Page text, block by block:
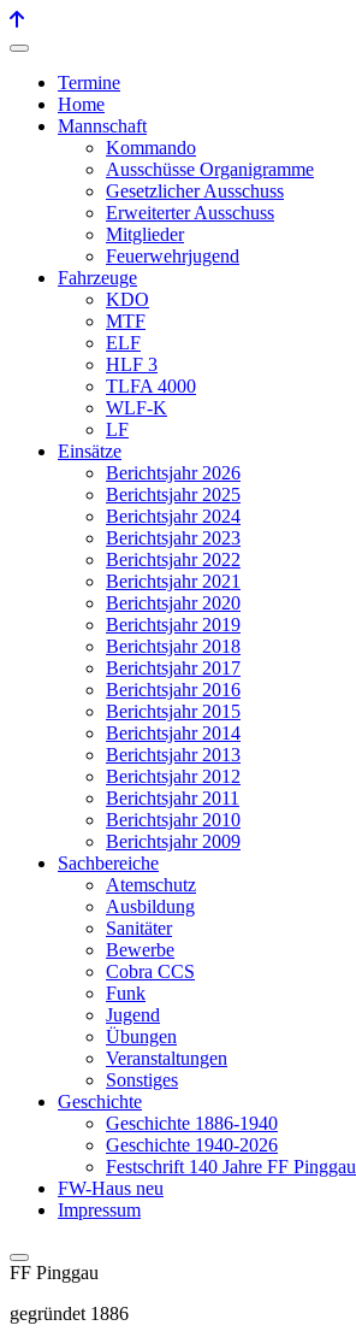
Termine
Home
Mannschaft
Kommando
Ausschüsse Organigramme
Gesetzlicher Ausschuss
Erweiterter Ausschuss
Mitglieder
Feuerwehrjugend
Fahrzeuge
KDO
MTF
ELF
HLF 3
TLFA 4000
WLF-K
LF
Einsätze
Berichtsjahr 2026
Berichtsjahr 2025
Berichtsjahr 2024
Berichtsjahr 2023
Berichtsjahr 2022
Berichtsjahr 2021
Berichtsjahr 2020
Berichtsjahr 2019
Berichtsjahr 2018
Berichtsjahr 2017
Berichtsjahr 2016
Berichtsjahr 2015
Berichtsjahr 2014
Berichtsjahr 2013
Berichtsjahr 2012
Berichtsjahr 2011
Berichtsjahr 2010
Berichtsjahr 2009
Sachbereiche
Atemschutz
Ausbildung
Sanitäter
Bewerbe
Cobra CCS
Funk
Jugend
Übungen
Veranstaltungen
Sonstiges
Geschichte
Geschichte 1886-1940
Geschichte 1940-2026
Festschrift 140 Jahre FF Pinggau
FW-Haus neu
Impressum
FF Pinggau
gegründet 1886